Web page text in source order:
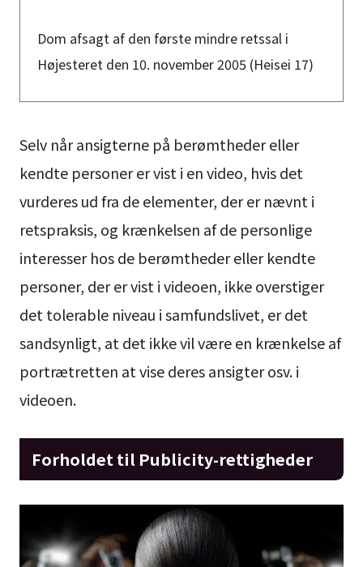
Dom afsagt af den første mindre retssal i
Højesteret den 10. november 2005 (Heisei 17)
Selv når ansigterne på berømtheder eller
kendte personer er vist i en video, hvis det
vurderes ud fra de elementer, der er nævnt i
retspraksis, og krænkelsen af de personlige
interesser hos de berømtheder eller kendte
personer, der er vist i videoen, ikke overstiger
det tolerable niveau i samfundslivet, er det
sandsynligt, at det ikke vil være en krænkelse af
portrætretten at vise deres ansigter osv. i
videoen.
Forholdet til Publicity-rettigheder